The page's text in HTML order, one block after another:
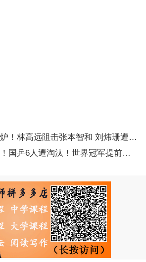
高远阻击张本智和 刘炜珊遭遇张本美和 附直播赛程表
6人遭淘汰！世界冠军提前出局，男单名将0-3日本选手